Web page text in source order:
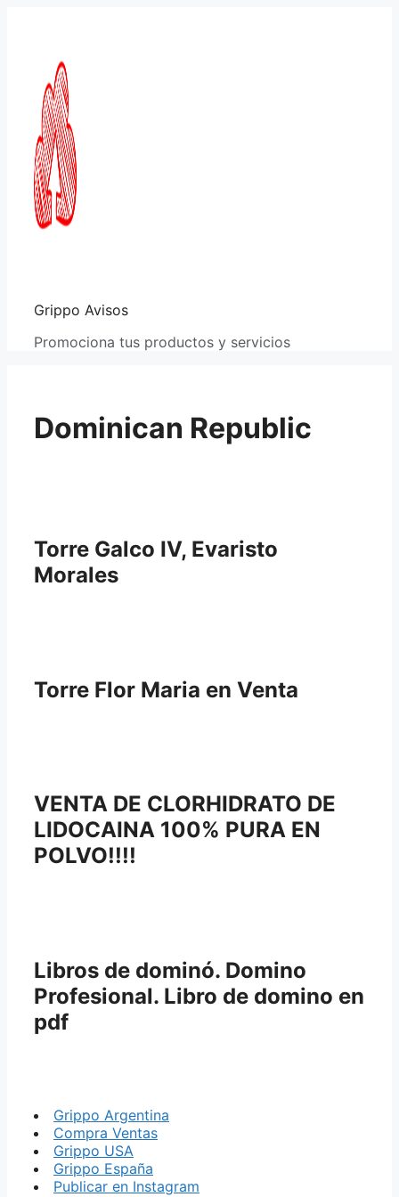
Grippo Avisos
Promociona tus productos y servicios
Dominican Republic
Torre Galco IV, Evaristo
Morales
Torre Flor Maria en Venta
VENTA DE CLORHIDRATO DE
LIDOCAINA 100% PURA EN
POLVO!!!!
Libros de dominó. Domino
Profesional. Libro de domino en
pdf
Grippo Argentina
Compra Ventas
Grippo USA
Grippo España
Publicar en Instagram